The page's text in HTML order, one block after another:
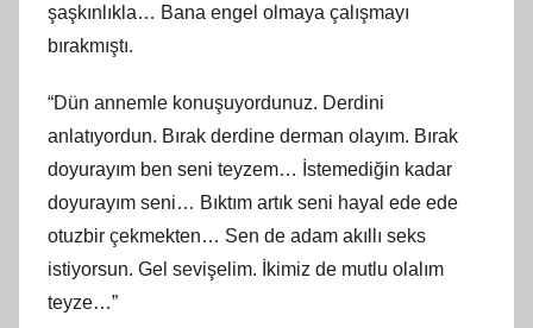
şaşkınlıkla… Bana engel olmaya çalışmayı
bırakmıştı.
“Dün annemle konuşuyordunuz. Derdini
anlatıyordun. Bırak derdine derman olayım. Bırak
doyurayım ben seni teyzem… İstemediğin kadar
doyurayım seni… Bıktım artık seni hayal ede ede
otuzbir çekmekten… Sen de adam akıllı seks
istiyorsun. Gel sevişelim. İkimiz de mutlu olalım
teyze…”